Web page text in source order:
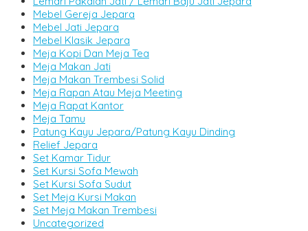
Mebel Gereja Jepara
Mebel Jati Jepara
Mebel Klasik Jepara
Meja Kopi Dan Meja Tea
Meja Makan Jati
Meja Makan Trembesi Solid
Meja Rapan Atau Meja Meeting
Meja Rapat Kantor
Meja Tamu
Patung Kayu Jepara/Patung Kayu Dinding
Relief Jepara
Set Kamar Tidur
Set Kursi Sofa Mewah
Set Kursi Sofa Sudut
Set Meja Kursi Makan
Set Meja Makan Trembesi
Uncategorized